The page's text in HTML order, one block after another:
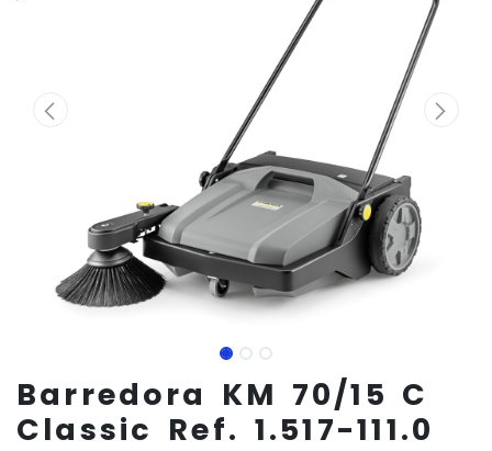
Barredora KM 70/15 C
Classic Ref. 1.517-111.0